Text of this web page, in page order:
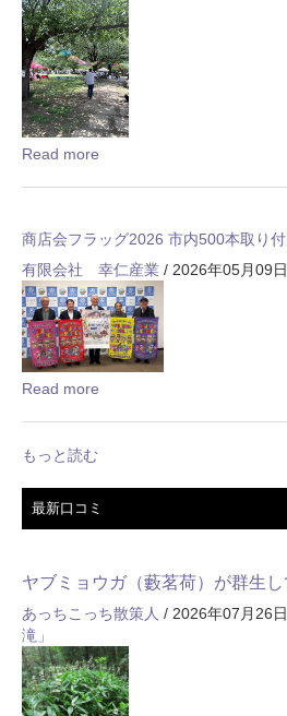
Read more
商店会フラッグ2026 市内500本取り付
有限会社 幸仁産業 / 2026年05月09日
Read more
もっと読む
最新口コミ
ヤブミョウガ（藪茗荷）が群生
あっちこっち散策人 / 2026年07月26日
滝」